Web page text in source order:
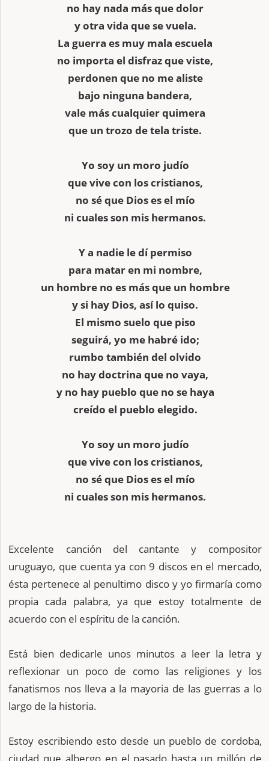
no hay nada más que dolor
y otra vida que se vuela.
La guerra es muy mala escuela
no importa el disfraz que viste,
perdonen que no me aliste
bajo ninguna bandera,
vale más cualquier quimera
que un trozo de tela triste.
Yo soy un moro judío
que vive con los cristianos,
no sé que Dios es el mío
ni cuales son mis hermanos.
Y a nadie le dí permiso
para matar en mi nombre,
un hombre no es más que un hombre
y si hay Dios, así lo quiso.
El mismo suelo que piso
seguirá, yo me habré ido;
rumbo también del olvido
no hay doctrina que no vaya,
y no hay pueblo que no se haya
creído el pueblo elegido.
Yo soy un moro judío
que vive con los cristianos,
no sé que Dios es el mío
ni cuales son mis hermanos.
Excelente canción del cantante y compositor
uruguayo, que cuenta ya con 9 discos en el mercado,
ésta pertenece al penultimo disco y yo firmaría como
propia cada palabra, ya que estoy totalmente de
acuerdo con el espíritu de la canción.
Está bien dedicarle unos minutos a leer la letra y
reflexionar un poco de como las religiones y los
fanatismos nos lleva a la mayoria de las guerras a lo
largo de la historia.
Estoy escribiendo esto desde un pueblo de cordoba,